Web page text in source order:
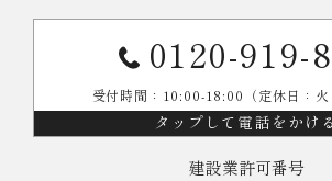
0120-919-
受付時間：10:00-18:00（定休日：火
タップして電話をかける
建設業許可番号